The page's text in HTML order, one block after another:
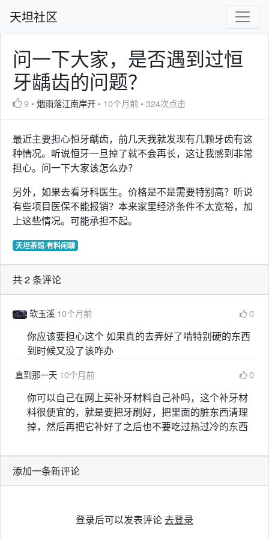
天坦社区
问一下大家，是否遇到过恒
牙龋齿的问题？
9 •烟雨落江南岸开 • 10个月前 •324次点击
最近主要担心恒牙龋齿，前几天我就发现有几颗牙齿有这
种情况。听说恒牙一旦掉了就不会再长，这让我感到非常
担心。问一下大家该怎么办？
另外，如果去看牙科医生。价格是不是需要特别高？听说
有些项目医保不能报销？本来家里经济条件不太宽裕，加
上这些情况。可能承担不起。
天坦茶馆·有料闲聊
共 2 条评论
软玉溪 10个月前 0
你应该要担心这个 如果真的去弄好了啃特别硬的东西
到时候又没了该咋办
直到那一天 10个月前 0
你可以自己在网上买补牙材料自己补吗，这个补牙材
料很便宜的，就是要把牙刷好，把里面的脏东西清理
掉，然后再把它补好了之后也不要吃过热过冷的东西
添加一条新评论
登录后可以发表评论去登录